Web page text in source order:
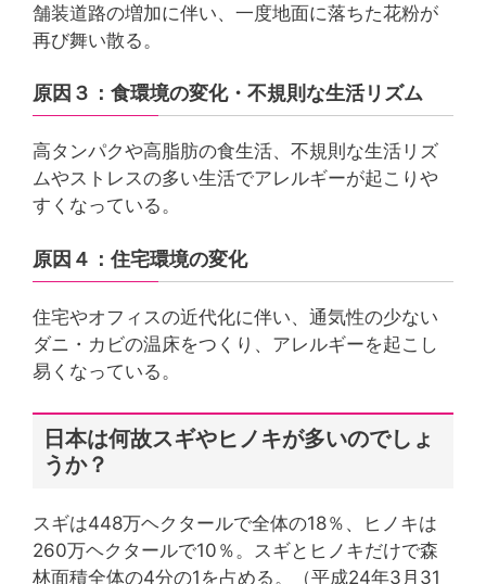
舗装道路の増加に伴い、一度地面に落ちた花粉が
再び舞い散る。
原因３：食環境の変化・不規則な生活リズム
高タンパクや高脂肪の食生活、不規則な生活リズ
ムやストレスの多い生活でアレルギーが起こりや
すくなっている。
原因４：住宅環境の変化
住宅やオフィスの近代化に伴い、通気性の少ない
ダニ・カビの温床をつくり、アレルギーを起こし
易くなっている。
日本は何故スギやヒノキが多いのでしょ
うか？
スギは448万ヘクタールで全体の18％、ヒノキは
260万ヘクタールで10％。スギとヒノキだけで森
林面積全体の4分の1を占める。（平成24年3月31